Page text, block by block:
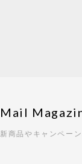
Mail
新商品やキャンペー